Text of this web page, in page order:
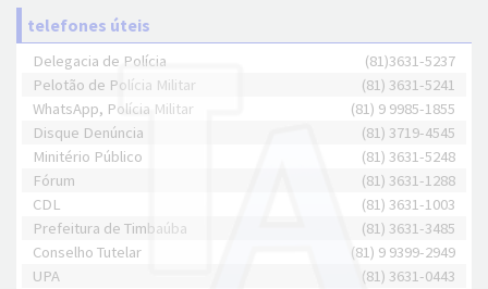
telefones úteis
Delegacia de Polícia
(81)3631-5237
Pelotão de Polícia Militar
(81) 3631-5241
WhatsApp, Polícia Militar
(81) 9 9985-1855
Disque Denúncia
(81) 3719-4545
Minitério Público
(81) 3631-5248
Fórum
(81) 3631-1288
CDL
(81) 3631-1003
Prefeitura de Timbaúba
(81) 3631-3485
Conselho Tutelar
(81) 9 9399-2949
UPA
(81) 3631-0443